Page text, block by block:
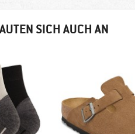
SICH AUCH AN